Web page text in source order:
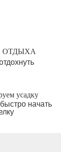
ОТДЫХА
усадку
начать